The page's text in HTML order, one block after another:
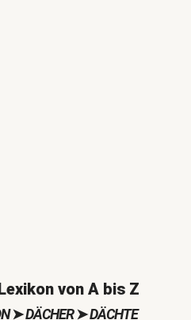
von A bis Z
➤DÄCHER➤DÄCHTE